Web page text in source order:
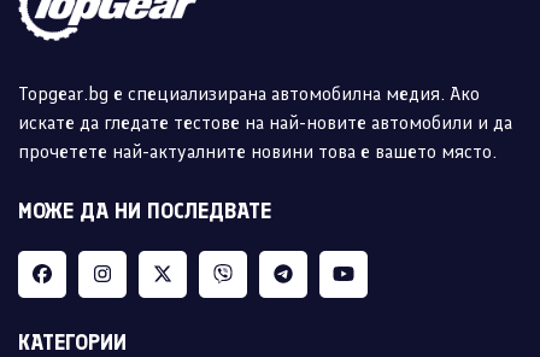
Topgear.bg е специализирана автомобилна медия. Ако
искате да гледате тестове на най-новите автомобили и да
прочетете най-актуалните новини това е вашето място.
МОЖЕ ДА НИ ПОСЛЕДВАТЕ
КАТЕГОРИИ